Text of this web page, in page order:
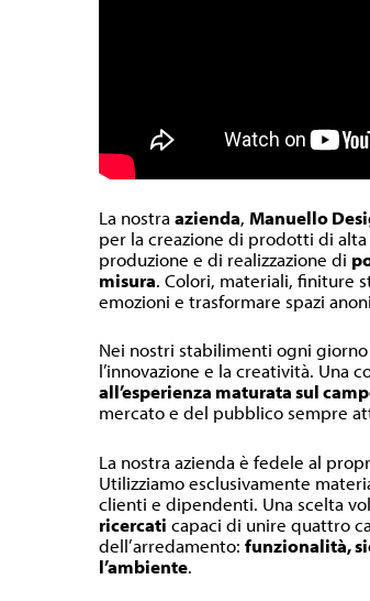
La nostraazienda, Manuello
per la creazione di prodotti di
produzione e di realizzazione di
misura. Colori, materiali, finiture
emozioni e trasformare spazi
Nei nostri stabilimenti ogni
l’innovazione e la creatività. Una
all’esperienza maturata sul
mercato e del pubblico sempre
La nostra azienda è fedele al
Utilizziamo esclusivamente
clienti e dipendenti. Una scelta
ricercati capaci di unire quattro
dell’arredamento:funzionalità,
l’ambiente.